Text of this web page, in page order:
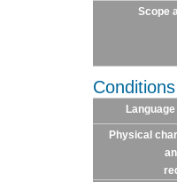
Scope
Physical